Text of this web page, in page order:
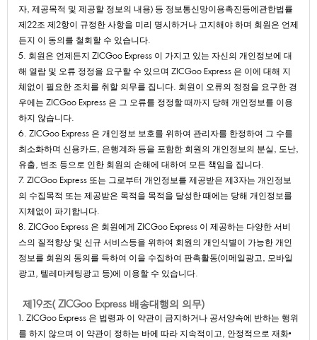
자,제공목적및제공할정보의내용)등정보통신망이용촉진등에관한법률
제22조제2항이규정한사항을미리명시하거나고지해야하며회원은언제
든지이동의를철회할수있습니다.
5.회원은언제든지ZICGooExpress이가지고있는자신의개인정보에대
해열람및오류정정을요구할수있으며ZICGooExpress은이에대해지
체없이필요한조치를취할의무를집니다.회원이오류의정정을요구한경
우에는ZICGooExpress은그오류를정정할때까지당해개인정보를이용
하지않습니다.
6.ZICGooExpress은개인정보보호를위하여관리자를한정하여그수를
최소화하며신용카드,은행계좌등을포함한회원의개인정보의분실,도난,
유출,변조등으로인한회원의손해에대하여모든책임을집니다.
7.ZICGooExpress또는그로부터개인정보를제공받은제3자는개인정보
의수집목적또는제공받은목적을목적을달성한때에는당해개인정보를
지체없이파기합니다.
8.ZICGooExpress은회원에게ZICGooExpress이제공하는다양한서비
스의질적향상및신규서비스등을위하여회원의개인식별이가능한개인
정보를회원의동의를득하여이을수집하여판촉활동(이메일광고,모바일
광고,텔레마케팅광고등)에이용할수있습니다.
제19조(ZICGooExpress배송대행의의무)
1.ZICGooExpress은법령과이약관이금지하거나공서양속에반하는행위
를하지않으며이약관이정하는바에따라지속적이고,안정적으로재화•